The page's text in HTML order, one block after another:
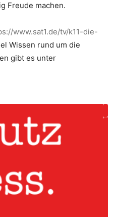
Freude machen.
www.sat1.de/tv/k11-die-
Wissen rund um die
gibt es unter